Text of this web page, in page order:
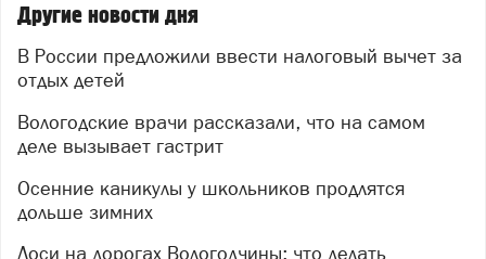
Другие новости дня
В России предложили ввести налоговый вычет за
отдых детей
Вологодские врачи рассказали, что на самом
деле вызывает гастрит
Осенние каникулы у школьников продлятся
дольше зимних
Лоси на дорогах Вологодчины: что делать